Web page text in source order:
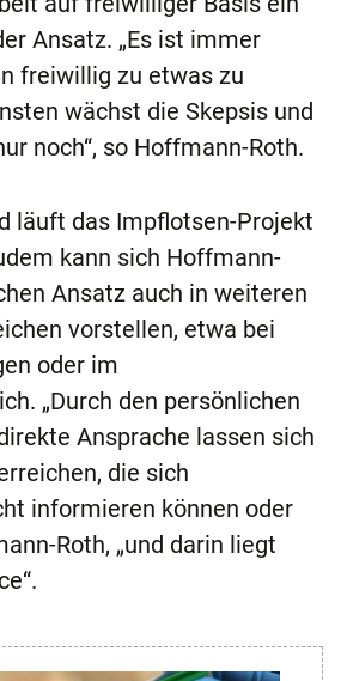
Ansatz. „Es ist immer
freiwillig zu etwas zu
wächst die Skepsis und
noch“, so Hoffmann-Roth.
läuft das Impflotsen-Projekt
kann sich Hoffmann-
Ansatz auch in weiteren
vorstellen, etwa bei
oder im
„Durch den persönlichen
Ansprache lassen sich
die sich
informieren können oder
Roth, „und darin liegt